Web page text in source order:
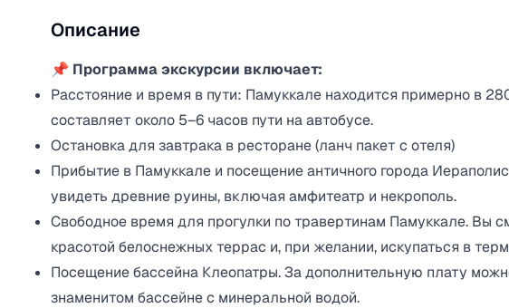
Описание
📌 Программа экскурсии включает:
Расстояние и время в пути: Памуккале находится примерно в
составляет около 5–6 часов пути на автобусе. ​
Остановка для завтрака в ресторане (ланч пакет с отеля)
Прибытие в Памуккале и посещение античного города
увидеть древние руины, включая амфитеатр и некрополь.
Свободное время для прогулки по травертинам Памуккале. Вы
красотой белоснежных террас и, при желании, искупаться в
Посещение бассейна Клеопатры. За дополнительную плату
знаменитом бассейне с минеральной водой.